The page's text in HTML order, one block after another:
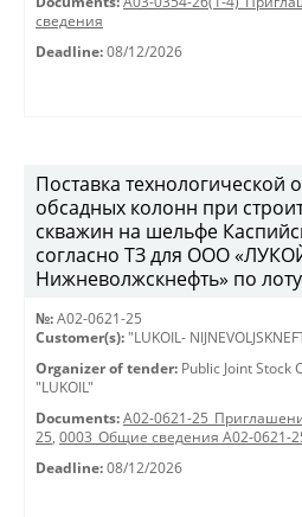
сведения
Deadline: 08/12/2026
Поставка технологической
обсадных колонн при
скважин на шельфе
согласно ТЗ для ООО
Нижневолжскнефть» по
№: A02-0621-25
Customer(s): "LUKOIL-
Organizer of tender: Public Joint Stock
"LUKOIL"
Documents: A02-0621-
25, 0003_Общие сведения A02-0621-
Deadline: 08/12/2026